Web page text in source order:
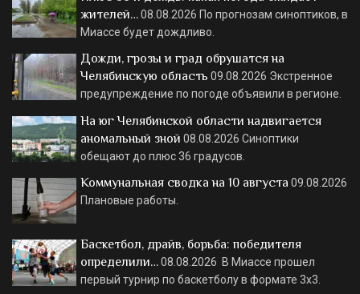
жителей…08.08.2026 По прогнозам синоптиков, в
Миассе будет дождливо.
Дожди, грозы и град обрушатся на
Челябинскую область 09.08.2026 Экстренное
предупреждение по погоде объявили в регионе.
На юг Челябинской области надвигается
аномальный зной 08.08.2026 Синоптики
обещают до плюс 36 градусов.
Коммунальная сводка на 10 августа 09.08.2026
Плановые работы.
Баскетбол, драйв, борьба: победителя
определили…08.08.2026 В Миассе прошел
первый турнир по баскетболу в формате 3х3.